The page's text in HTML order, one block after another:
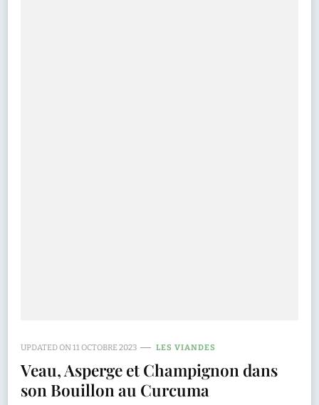
UPDATED ON11 OCTOBRE 2023 LES VIANDES
Veau, Asperge et Champignon dans
son Bouillon au Curcuma